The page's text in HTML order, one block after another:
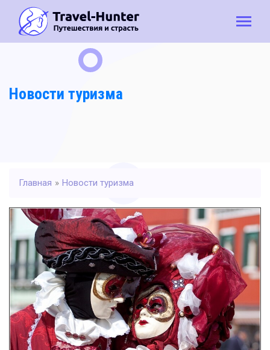
Новости туризма
Главная » Новости туризма